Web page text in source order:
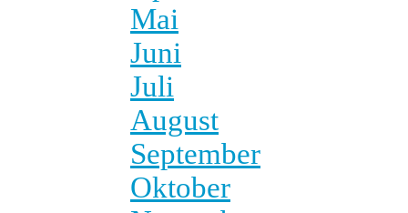
Mai
Juni
Juli
August
September
Oktober